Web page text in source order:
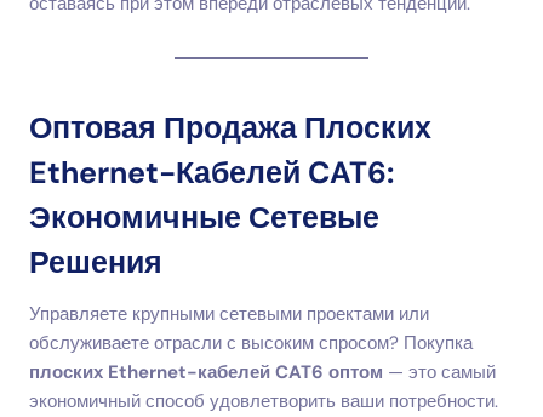
Оптовая Продажа Плоских
Ethernet-Кабелей CAT6:
Экономичные Сетевые
Решения
Управляете крупными сетевыми проектами или
обслуживаете отрасли с высоким спросом? Покупка
плоских Ethernet-кабелей CAT6 оптом — это самый
экономичный способ удовлетворить ваши потребности.